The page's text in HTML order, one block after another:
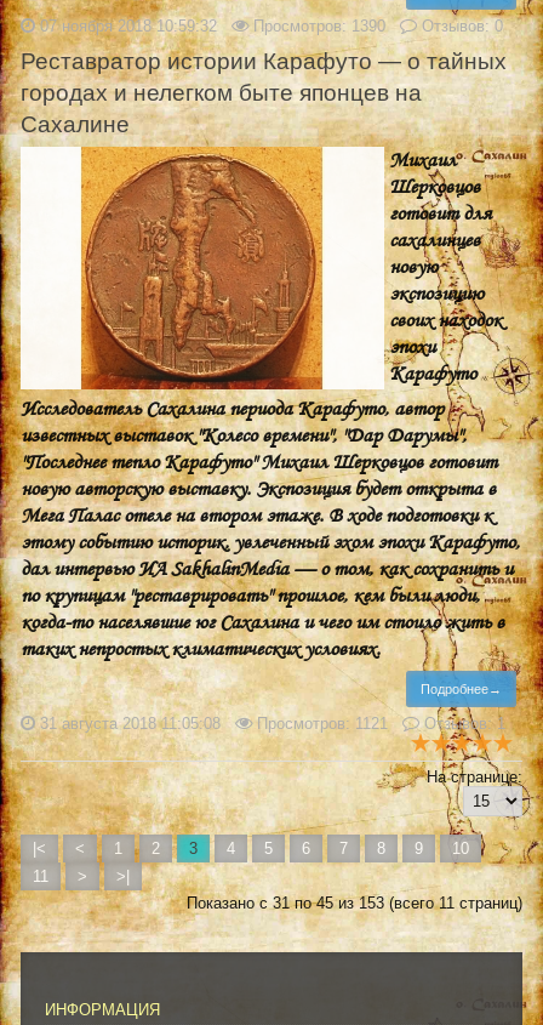
07 ноября 2018 10:59:32 Просмотров: 1390 Отзывов: 0
Реставратор истории Карафуто — о тайных
городах и нелегком быте японцев на
Сахалине
Михаил
Шерковцов
готовит для
сахалинцев
новую
экспозицию
своих находок
эпохи
Карафуто
Исследователь Сахалина периода Карафуто, автор
известных выставок "Колесо времени", "Дар Дарумы",
"Последнее тепло Карафуто" Михаил Шерковцов готовит
новую авторскую выставку. Экспозиция будет открыта в
Мега Палас отеле на втором этаже. В ходе подготовки к
этому событию историк, увлеченный эхом эпохи Карафуто,
дал интервью ИА SakhalinMedia — о том, как сохранить и
по крупицам "реставрировать" прошлое, кем были люди,
когда-то населявшие юг Сахалина и чего им стоило жить в
таких непростых климатических условиях.
Подробнее→
31 августа 2018 11:05:08 Просмотров: 1121 Отзывов: 1
На странице:
|< < 1 2 3 4 5 6 7 8 9
10
11
>
>|
Показано с 31 по 45 из 153 (всего 11 страниц)
ИНФОРМАЦИЯ